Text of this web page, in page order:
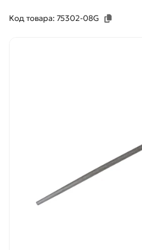
Код товара: 75302-08G